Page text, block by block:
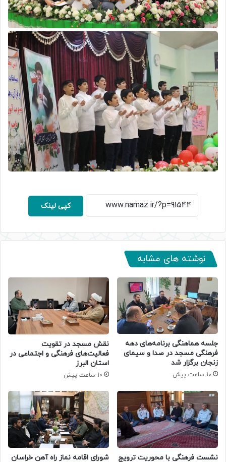
کپی لینک
نوشته های مشابه
جلسه هماهنگی برنامه‌های دهه
فرهنگی مسجد در صدا و سیمای
زنجان برگزار شد
10 ساعت پیش
نقش مسجد در تقویت
فعالیت‌های فرهنگی و اجتماعی در
استان البرز
10 ساعت پیش
نشست فرهنگی با محوریت ترویج شورای اقامه نماز راه آهن خراسان